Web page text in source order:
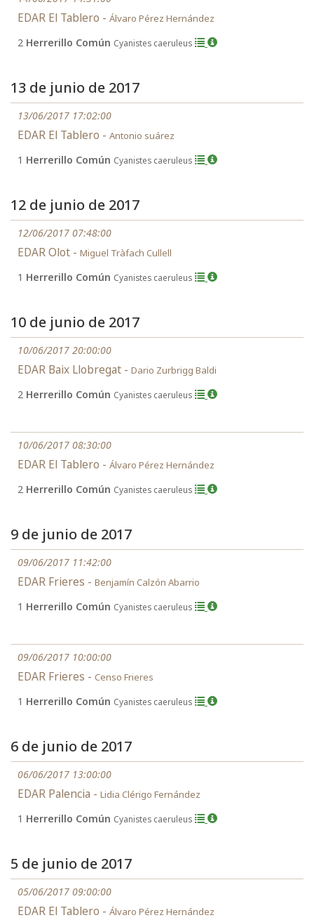
EDAR El Tablero - Álvaro Pérez Hernández
2 Herrerillo Común Cyanistes caeruleus
13 de junio de 2017
13/06/2017 17:02:00
EDAR El Tablero - Antonio suárez
1 Herrerillo Común Cyanistes caeruleus
12 de junio de 2017
12/06/2017 07:48:00
EDAR Olot - Miguel Tràfach Cullell
1 Herrerillo Común Cyanistes caeruleus
10 de junio de 2017
10/06/2017 20:00:00
EDAR Baix Llobregat - Dario Zurbrigg Baldi
2 Herrerillo Común Cyanistes caeruleus
10/06/2017 08:30:00
EDAR El Tablero - Álvaro Pérez Hernández
2 Herrerillo Común Cyanistes caeruleus
9 de junio de 2017
09/06/2017 11:42:00
EDAR Frieres - Benjamín Calzón Abarrio
1 Herrerillo Común Cyanistes caeruleus
09/06/2017 10:00:00
EDAR Frieres - Censo Frieres
1 Herrerillo Común Cyanistes caeruleus
6 de junio de 2017
06/06/2017 13:00:00
EDAR Palencia - Lidia Clérigo Fernández
1 Herrerillo Común Cyanistes caeruleus
5 de junio de 2017
05/06/2017 09:00:00
EDAR El Tablero - Álvaro Pérez Hernández